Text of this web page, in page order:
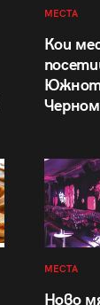
МЕСТА
Кои
МЕСТА
Ново